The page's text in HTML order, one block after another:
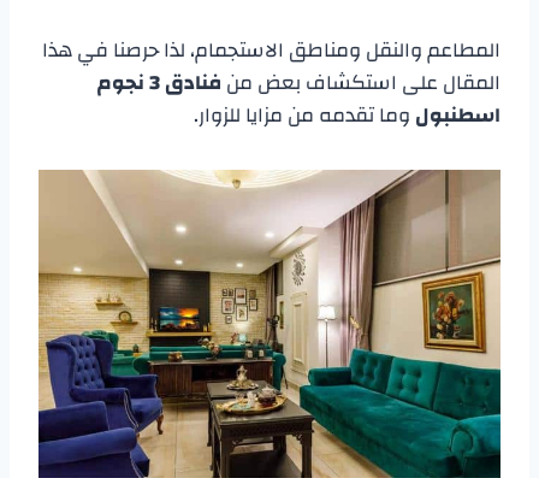
المطاعم والنقل ومناطق الاستجمام، لذا حرصنا في هذا
المقال على استكشاف بعض من
فنادق 3 نجوم
اسطنبولوما تقدمه من مزايا للزوار.